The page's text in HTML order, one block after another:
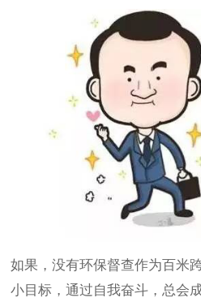
如果，没有环保督查作为百米
小目标，通过自我奋斗，总会